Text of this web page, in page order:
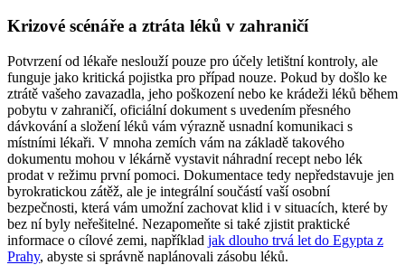
Krizové scénáře a ztráta léků v zahraničí
Potvrzení od lékaře neslouží pouze pro účely letištní kontroly, ale
funguje jako kritická pojistka pro případ nouze. Pokud by došlo ke
ztrátě vašeho zavazadla, jeho poškození nebo ke krádeži léků během
pobytu v zahraničí, oficiální dokument s uvedením přesného
dávkování a složení léků vám výrazně usnadní komunikaci s
místními lékaři. V mnoha zemích vám na základě takového
dokumentu mohou v lékárně vystavit náhradní recept nebo lék
prodat v režimu první pomoci. Dokumentace tedy nepředstavuje jen
byrokratickou zátěž, ale je integrální součástí vaší osobní
bezpečnosti, která vám umožní zachovat klid i v situacích, které by
bez ní byly neřešitelné. Nezapomeňte si také zjistit praktické
informace o cílové zemi, například jak dlouho trvá let do Egypta z
Prahy, abyste si správně naplánovali zásobu léků.